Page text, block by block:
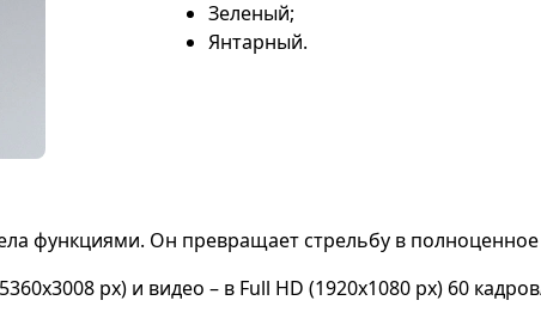
Зеленый;
Янтарный.
функциями. Он превращает стрельбу в
px) и видео – в Full HD (1920x1080 px) 60